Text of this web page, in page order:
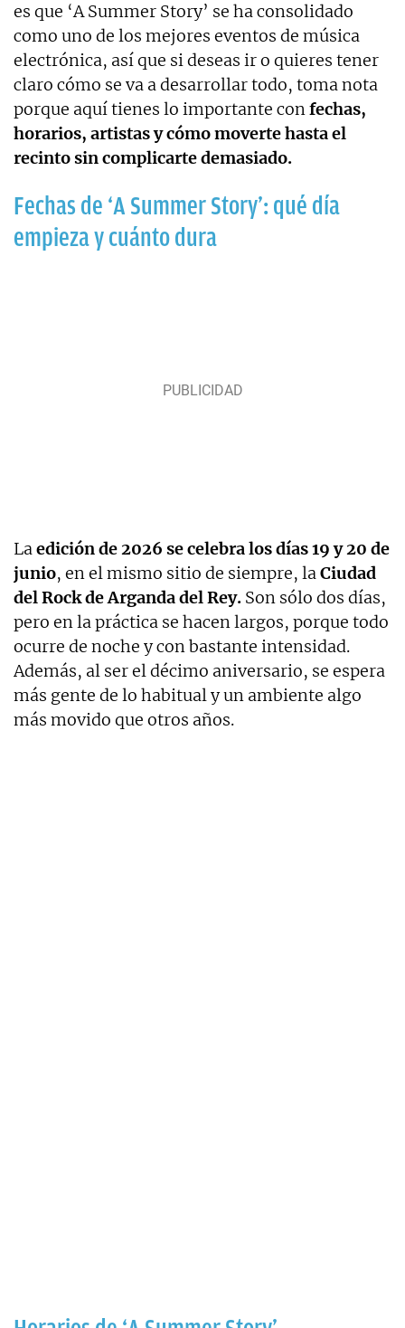
es que ‘A Summer Story’ se ha consolidado
como uno de los mejores eventos de música
electrónica, así que si deseas ir o quieres tener
claro cómo se va a desarrollar todo, toma nota
porque aquí tienes lo importante confechas,
horarios, artistas y cómo moverte hasta el
recinto sin complicarte demasiado.
Fechas de ‘A Summer Story’: qué día
empieza y cuánto dura
Laedición de 2026 se celebra los días 19 y 20 de
junio, en el mismo sitio de siempre, laCiudad
del Rock de Arganda del Rey. Son sólo dos días,
pero en la práctica se hacen largos, porque todo
ocurre de noche y con bastante intensidad.
Además, al ser el décimo aniversario, se espera
más gente de lo habitual y un ambiente algo
más movido que otros años.